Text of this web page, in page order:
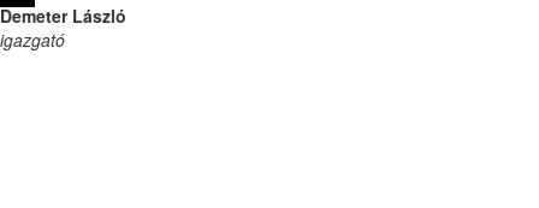
Demeter László
igazgató